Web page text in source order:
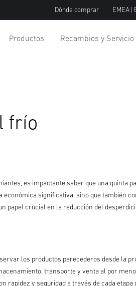
Dónde comprar EMEA |
Productos Recambios y Servicio
frío
es impactante saber que una quinta
significativa, sino que también
papel crucial en la reducción del
los productos perecederos desde la
transporte y venta al por
y seguridad a través de cada etapa